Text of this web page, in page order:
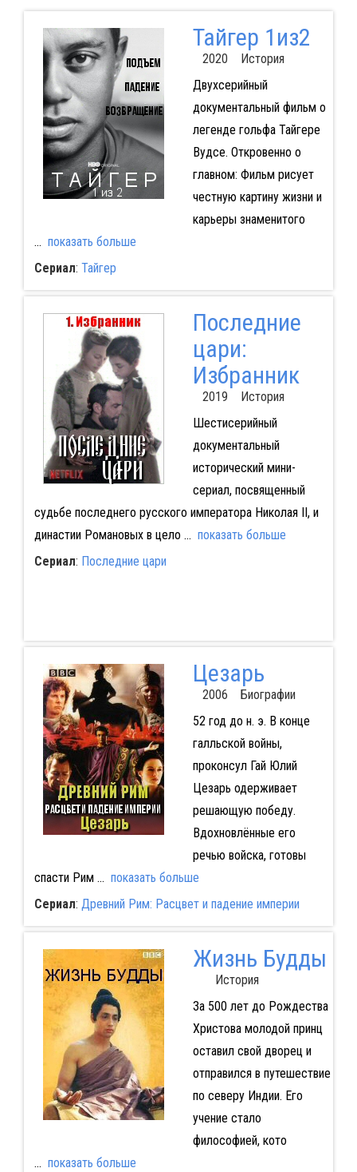
Тайгер 1из2
2020 История
Двухсерийный
документальный фильм о
легенде гольфа Тайгере
Вудсе. Откровенно о
главном: Фильм рисует
честную картину жизни и
карьеры знаменитого
... показать больше
Сериал: Тайгер
Последние
цари:
Избранник
2019 История
Шестисерийный
документальный
исторический мини-
сериал, посвященный
судьбе последнего русского императора Николая II, и
династии Романовых в цело ... показать больше
Сериал: Последние цари
Цезарь
2006 Биографии
52 год до н. э. В конце
галльской войны,
проконсул Гай Юлий
Цезарь одерживает
решающую победу.
Вдохновлённые его
речью войска, готовы
спасти Рим... показать больше
Сериал: Древний Рим: Расцвет и падение империи
Жизнь Будды
История
За 500 лет до Рождества
Христова молодой принц
оставил свой дворец и
отправился в путешествие
по северу Индии. Его
учение стало
философией, кото
... показать больше